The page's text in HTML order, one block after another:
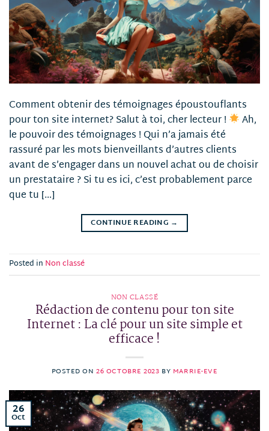
Comment obtenir des témoignages époustouflants
pour ton site internet? Salut à toi, cher lecteur !
Ah,
le pouvoir des témoignages ! Qui n’a jamais été
rassuré par les mots bienveillants d’autres clients
avant de s’engager dans un nouvel achat ou de choisir
un prestataire ? Si tu es ici, c’est probablement parce
que tu […]
CONTINUE READING →
Posted in Non classé
NON CLASSÉ
Rédaction de contenu pour ton site
Internet : La clé pour un site simple et
efficace !
POSTED ON26 OCTOBRE 2023 BY MARRIE-EVE
26
Oct